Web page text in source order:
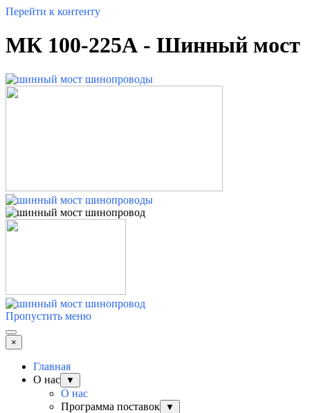
Перейти к контенту
МК 100-225А - Шинный мост
Пропустить меню
×
Главная
О нас
▼
О нас
Программа поставок
▼